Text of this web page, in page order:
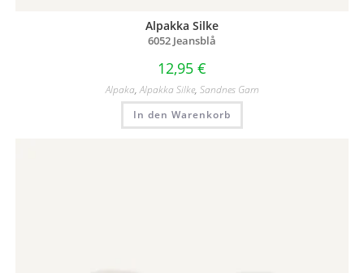
Alpakka Silke
6052 Jeansblå
12,95 €
Alpaka,Alpakka Silke, Sandnes Garn
In den Warenkorb